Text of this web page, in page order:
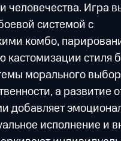
человечества. Игра
системой с
комбо,
кастомизации стиля
морального
а развитие
добавляет
исполнение и